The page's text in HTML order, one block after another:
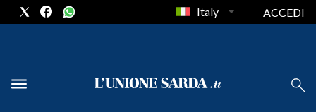
METEO
Italy ACCEDI